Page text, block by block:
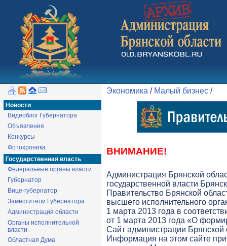
Новости
Видеоблог Губернатора
Объявления
Конкурсы
Фотохроника
Государственная власть
Федеральные органы власти
Губернатор
Вице-губернатор
Заместители Губернатора
Администрация области
Органы исполнительной
власти
Областная Дума
Экономика / Малый бизнес /
ВНИМАНИЕ!
Администрация Брянской
государственной власти
Правительство Брянской
высшего исполнительного
1 марта 2013 года в
от 1 марта 2013 года «О
Cайт администрации Брянской
Информация на этом сайте